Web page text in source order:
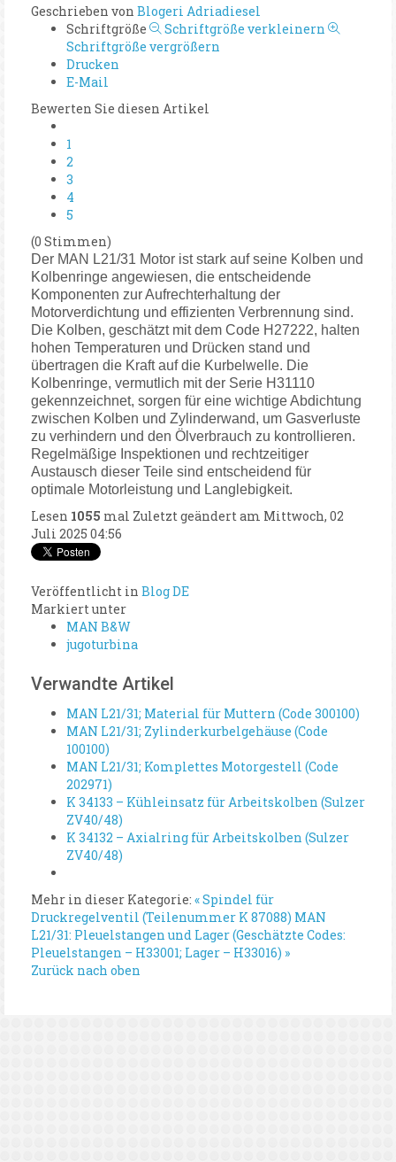
Geschrieben von Blogeri Adriadiesel
Schriftgröße
Schriftgröße verkleinern
Schriftgröße vergrößern
Drucken
E-Mail
Bewerten Sie diesen Artikel
1
2
3
4
5
(0 Stimmen)
Der MAN L21/31 Motor ist stark auf seine Kolben und
Kolbenringe angewiesen, die entscheidende
Komponenten zur Aufrechterhaltung der
Motorverdichtung und effizienten Verbrennung sind.
Die Kolben, geschätzt mit dem Code H27222, halten
hohen Temperaturen und Drücken stand und
übertragen die Kraft auf die Kurbelwelle. Die
Kolbenringe, vermutlich mit der Serie H31110
gekennzeichnet, sorgen für eine wichtige Abdichtung
zwischen Kolben und Zylinderwand, um Gasverluste
zu verhindern und den Ölverbrauch zu kontrollieren.
Regelmäßige Inspektionen und rechtzeitiger
Austausch dieser Teile sind entscheidend für
optimale Motorleistung und Langlebigkeit.
Lesen 1055 mal Zuletzt geändert am Mittwoch, 02
Juli 2025 04:56
Veröffentlicht in Blog DE
Markiert unter
MAN B&W
jugoturbina
Verwandte Artikel
MAN L21/31; Material für Muttern (Code 300100)
MAN L21/31; Zylinderkurbelgehäuse (Code
100100)
MAN L21/31; Komplettes Motorgestell (Code
202971)
K 34133 – Kühleinsatz für Arbeitskolben (Sulzer
ZV40/48)
K 34132 – Axialring für Arbeitskolben (Sulzer
ZV40/48)
Mehr in dieser Kategorie: « Spindel für
Druckregelventil (Teilenummer K 87088) MAN
L21/31: Pleuelstangen und Lager (Geschätzte Codes:
Pleuelstangen – H33001; Lager – H33016) »
Zurück nach oben